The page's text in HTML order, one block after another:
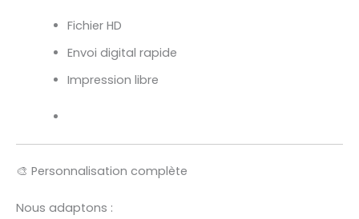
Fichier HD
Envoi digital rapide
Impression libre
🎨 Personnalisation complète
Nous adaptons :